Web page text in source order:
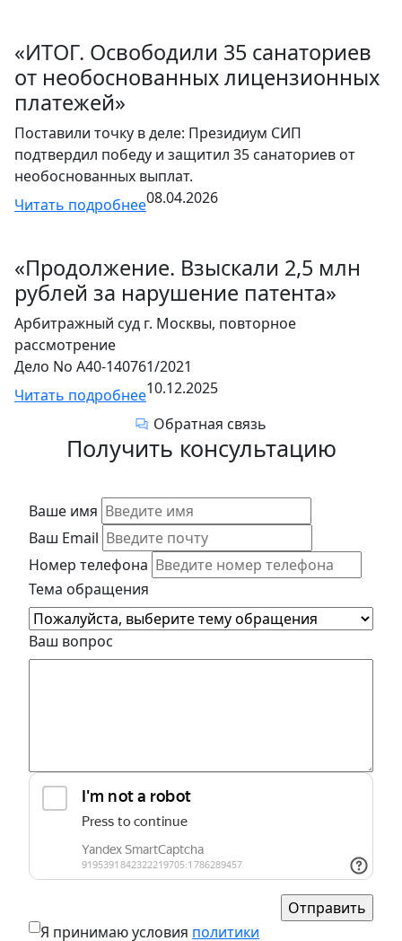
«ИТОГ. Освободили 35 санаториев
от необоснованных лицензионных
платежей»
Поставили точку в деле: Президиум СИП
подтвердил победу и защитил 35 санаториев от
необоснованных выплат.
Читать подробнее08.04.2026
«Продолжение. Взыскали 2,5 млн
рублей за нарушение патента»
Арбитражный суд г. Москвы, повторное
рассмотрение
Дело No А40-140761/2021
Читать подробнее10.12.2025
Обратная связь
Получить консультацию
Ваше имя
Ваш Email
Номер телефона
Тема обращения
Ваш вопрос
Я принимаю условия политики